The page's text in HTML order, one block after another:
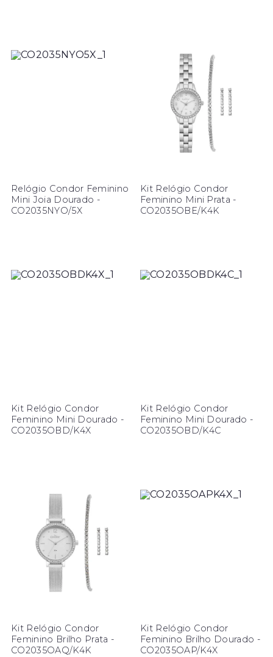
Relógio Condor Feminino
Mini Joia Dourado -
CO2035NYO/5X
Kit Relógio Condor
Feminino Mini Prata -
CO2035OBE/K4K
Kit Relógio Condor
Feminino Mini Dourado -
CO2035OBD/K4X
Kit Relógio Condor
Feminino Mini Dourado -
CO2035OBD/K4C
Kit Relógio Condor
Feminino Brilho Prata -
CO2035OAQ/K4K
Kit Relógio Condor
Feminino Brilho Dourado -
CO2035OAP/K4X